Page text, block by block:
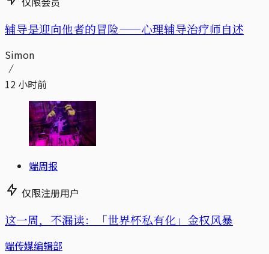
辅导是迎向他者的冒险——心理辅导治疗师自述
Simon
12 小时前
端周报
仅限注册用户
这一周，不漏读：「世界杯私有化」金权风暴
端传媒编辑部